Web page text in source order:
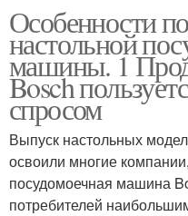
Особенности
настольной
машины. 1
Bosch
спросом
Выпуск настольных
освоили многие
посудомоечная машина
потребителей